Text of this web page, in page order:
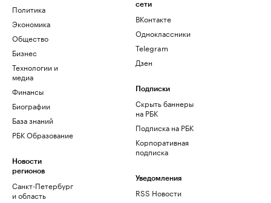
Политика
Экономика
Общество
Бизнес
Технологии и
медиа
Финансы
Биографии
База знаний
РБК Образование
Новости
регионов
Санкт-Петербург
и область
сети
ВКонтакте
Одноклассники
Telegram
Дзен
Подписки
Скрыть баннеры
на РБК
Подписка на РБК
Корпоративная
подписка
Уведомления
RSS Новости